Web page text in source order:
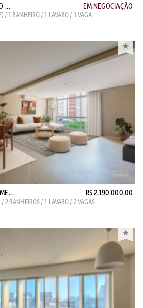
... EM NEGOCIAÇÃO
/ 1 BANHEIRO / 1 LAVABO / 1 VAGA
R$ 2.190.000,00
2 BANHEIROS / 1 LAVABO / 2 VAGAS